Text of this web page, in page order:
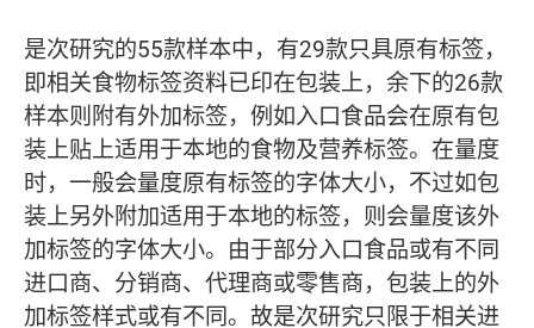
是次研究的55款样本中，有29款只具原有标签，
即相关食物标签资料已印在包装上，余下的26款
样本则附有外加标签，例如入口食品会在原有包
装上贴上适用于本地的食物及营养标签。在量度
时，一般会量度原有标签的字体大小，不过如包
装上另外附加适用于本地的标签，则会量度该外
加标签的字体大小。由于部分入口食品或有不同
进口商、分销商、代理商或零售商，包装上的外
加标签样式或有不同。故是次研究只限于相关进